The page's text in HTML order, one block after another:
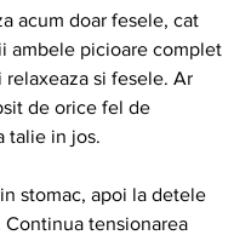
acum doar fesele, cat
ambele picioare complet
relaxeaza si fesele. Ar
de orice fel de
talie in jos.
stomac, apoi la detele
Continua tensionarea